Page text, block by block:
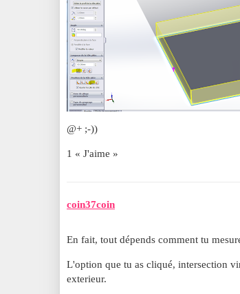
@+ ;-))
1 « J'aime »
coin37coin
En fait, tout dépends comment tu
L'option que tu as cliqué, intersection
exterieur.